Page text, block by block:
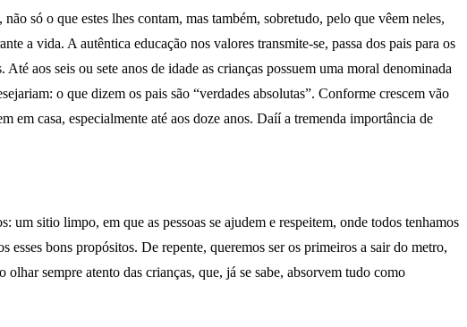
só o que estes lhes contam, mas também, sobretudo, pelo que vêem neles,
a vida. A autêntica educação nos valores transmite-se, passa dos pais para os
aos seis ou sete anos de idade as crianças possuem uma moral denominada
o que dizem os pais são “verdades absolutas”. Conforme crescem vão
em casa, especialmente até aos doze anos. Daíí a tremenda importância de
sitio limpo, em que as pessoas se ajudem e respeitem, onde todos tenhamos
bons propósitos. De repente, queremos ser os primeiros a sair do metro,
sempre atento das crianças, que, já se sabe, absorvem tudo como